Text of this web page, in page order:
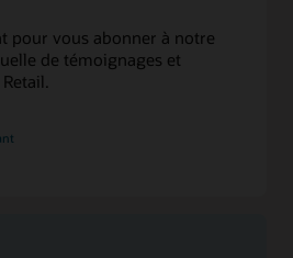
pour vous abonner à notre
de témoignages et